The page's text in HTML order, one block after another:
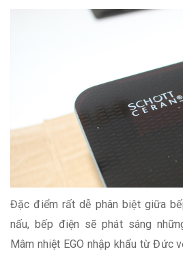
Đặc điểm rất dễ phân biệt giữa
nấu, bếp điện sẽ phát sáng
Mâm nhiệt EGO nhập khẩu từ Đức